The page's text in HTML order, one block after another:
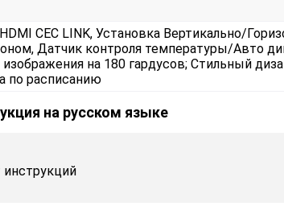
CEC LINK, Установка Вертикально/
Датчик контроля температуры/Авто
на 180 гардусов; Стильный
по расписанию
на русском языке